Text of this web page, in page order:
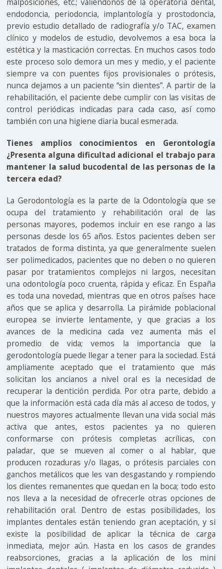
endodoncia, periodoncia, implantología y prostodoncia,
previo estudio detallado de radiografía y/o TAC, examen
clínico y modelos de estudio, devolvemos a esa boca la
estética y la masticación correctas. En muchos casos todo
este proceso solo demora un mes y medio, y el paciente
siempre va con puentes fijos provisionales o prótesis,
nunca dejamos a un paciente “sin dientes”. A partir de la
rehabilitación, el paciente debe cumplir con las visitas de
control periódicas indicadas para cada caso, así como
también con una higiene diaria bucal esmerada.
Tienes amplios conocimientos en Gerontología
¿Presenta alguna dificultad adicional el trabajo para
mantener la salud bucodental de las personas de la
tercera edad?
La Gerodontología es la parte de la Odontología que se
ocupa del tratamiento y rehabilitación oral de las
personas mayores, podemos incluir en ese rango a las
personas desde los 65 años. Estos pacientes deben ser
tratados de forma distinta, ya que generalmente suelen
ser polimedicados, pacientes que no deben o no quieren
pasar por tratamientos complejos ni largos, necesitan
una odontología poco cruenta, rápida y eficaz. En España
es toda una novedad, mientras que en otros países hace
años que se aplica y desarrolla. La pirámide poblacional
europea se invierte lentamente, y que gracias a los
avances de la medicina cada vez aumenta más el
promedio de vida; vemos la importancia que la
gerodontología puede llegar a tener para la sociedad. Está
ampliamente aceptado que el tratamiento que más
solicitan los ancianos a nivel oral es la necesidad de
recuperar la dentición perdida. Por otra parte, debido a
que la información está cada día más al acceso de todos, y
nuestros mayores actualmente llevan una vida social más
activa que antes, estos pacientes ya no quieren
conformarse con prótesis completas acrílicas, con
paladar, que se mueven al comer o al hablar, que
producen rozaduras y/o llagas, o prótesis parciales con
ganchos metálicos que les van desgastando y rompiendo
los dientes remanentes que quedan en la boca; todo esto
nos lleva a la necesidad de ofrecerle otras opciones de
rehabilitación oral. Dentro de estas posibilidades, los
implantes dentales están teniendo gran aceptación, y si
existe la posibilidad de aplicar la técnica de carga
inmediata, mejor aún. Hasta en los casos de grandes
reabsorciones, gracias a la aplicación de los mini